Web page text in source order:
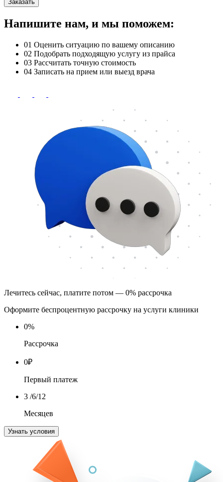
Заказать
Напишите нам, и мы поможем:
01 Оценить ситуацию по вашему описанию
02 Подобрать подходящую услугу из прайса
03 Рассчитать точную стоимость
04 Записать на прием или выезд врача
Лечитесь сейчас, платите потом — 0% рассрочка
Оформите беспроцентную рассрочку на услуги клиники
0%
Рассрочка
0₽
Первый платеж
3 /6/12
Месяцев
Узнать условия